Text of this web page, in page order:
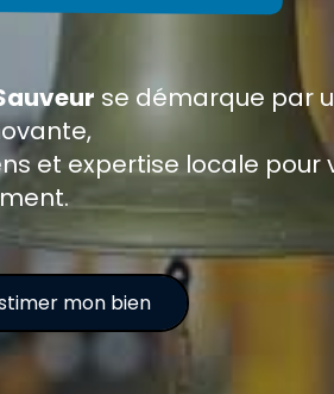
se démarque par
et expertise locale pour
mon bien